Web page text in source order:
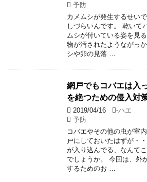
予防
カメムシが発生するせい
しづらいんです。 乾いて
ムシが付いている姿を見
物が汚されたようながっ
シや卵の見落 …
網戸でもコバエは入
を絶つための侵入対
2019/04/16 -ハエ
予防
コバエやその他の虫が室
戸にしておいたはずが・
が入り込んでる、なんて
でしょうか。 今回は、外
するためのお …